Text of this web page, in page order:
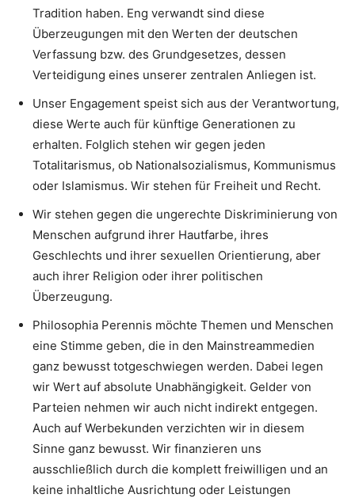
Tradition haben. Eng verwandt sind diese
Überzeugungen mit den Werten der deutschen
Verfassung bzw. des Grundgesetzes, dessen
Verteidigung eines unserer zentralen Anliegen ist.
Unser Engagement speist sich aus der Verantwortung,
diese Werte auch für künftige Generationen zu
erhalten. Folglich stehen wir gegen jeden
Totalitarismus, ob Nationalsozialismus, Kommunismus
oder Islamismus. Wir stehen für Freiheit und Recht.
Wir stehen gegen die ungerechte Diskriminierung von
Menschen aufgrund ihrer Hautfarbe, ihres
Geschlechts und ihrer sexuellen Orientierung, aber
auch ihrer Religion oder ihrer politischen
Überzeugung.
Philosophia Perennis möchte Themen und Menschen
eine Stimme geben, die in den Mainstreammedien
ganz bewusst totgeschwiegen werden. Dabei legen
wir Wert auf absolute Unabhängigkeit. Gelder von
Parteien nehmen wir auch nicht indirekt entgegen.
Auch auf Werbekunden verzichten wir in diesem
Sinne ganz bewusst. Wir finanzieren uns
ausschließlich durch die komplett freiwilligen und an
keine inhaltliche Ausrichtung oder Leistungen